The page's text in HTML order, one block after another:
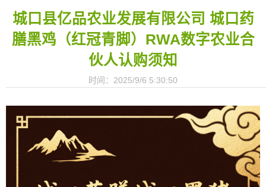
城口县亿品农业发展有限公司 城口药
膳黑鸡（红冠青脚）RWA数字农业合
伙人认购须知
时间：2025/9/6 5:30:50